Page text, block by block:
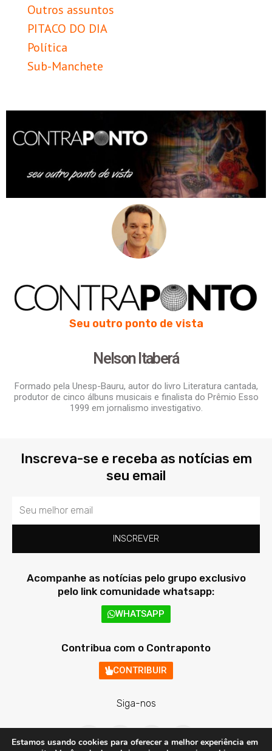
Outros assuntos
PITACO DO DIA
Política
Sub-Manchete
Seu outro ponto de vista
Nelson Itaberá
Formado pela Unesp-Bauru, autor do livro Literatura cantada,
produtor de cinco álbuns musicais e finalista do Prêmio Esso
1999 em jornalismo investigativo.
Inscreva-se e receba as notícias em
seu email
Email
INSCREVER
Acompanhe as notícias pelo grupo exclusivo
pelo link comunidade whatsapp:
WHATSAPP
Contribua com o Contraponto
CONTRIBUIR
Siga-nos
F
a
c
T
w
i
I
n
s
Y
o
u
Estamos usando cookies para oferecer a melhor experiência em